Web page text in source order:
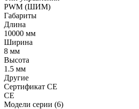
PWM (ШИМ)
Габариты
Длина
10000 мм
Ширина
8 мм
Высота
1.5 мм
Другие
Сертификат CE
CE
Модели серии (6)